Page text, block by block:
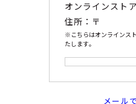
オンラインストア
住所：〒
※こちらはオンラインス
たします｡
メール